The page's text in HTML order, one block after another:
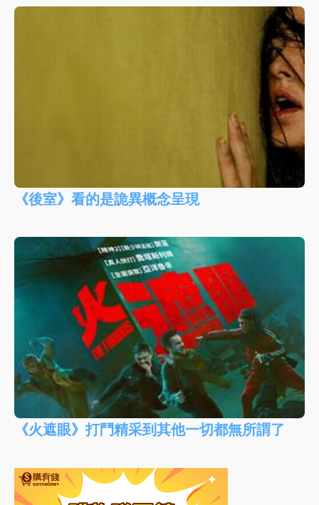
《後室》看的是詭異概念呈現
《火遮眼》打鬥精采到其他一切都無所謂了